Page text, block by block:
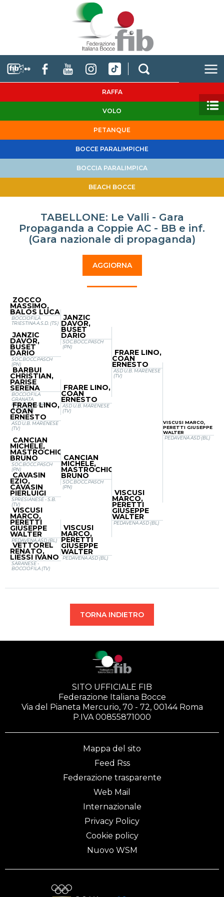
RAFFA
VOLO
PETANQUE
BOCCE PARALIMPICHE
BOCCIA PARALIMPICA
BEACH BOCCE
TABELLONE: Le Valli - Gara
Propaganda a Coppie AC - BB e inf.
(Gara nazionale di propaganda)
AGGIORNA
ZOCCO
MASSIMO,
BALOS LUCA
BOCCIOFILA
TRIESTINA A.S.D. (TS)
JANZIC
DAVOR,
BUSET
DARIO
SOC.BOCC.PASCH
(PN)
BARBUI
CHRISTIAN,
PARISE
SERENA
BOCCIOFILA
GRANATA
PORTOGRUARO
A.S.D. (VE)
FRARE LINO,
COAN
ERNESTO
ASD U.B. MARENESE
(TV)
CANCIAN
MICHELE,
MASTROCHICCO
BRUNO
SOC.BOCC.PASCH
(PN)
CAVASIN
EZIO,
CAVASIN
PIERLUIGI
SPRESIANESE - S.B.
(TV)
VISCUSI
MARCO,
PERETTI
GIUSEPPE
WALTER
PEDAVENA ASD (BL)
VETTOREL
RENATO,
LIESSI IVANO
SARANESE -
BOCCIOFILA (TV)
JANZIC
DAVOR,
BUSET
DARIO
SOC.BOCC.PASCH
(PN)
FRARE LINO,
COAN
ERNESTO
ASD U.B. MARENESE
(TV)
CANCIAN
MICHELE,
MASTROCHICCO
BRUNO
SOC.BOCC.PASCH
(PN)
VISCUSI
MARCO,
PERETTI
GIUSEPPE
WALTER
PEDAVENA ASD (BL)
FRARE LINO,
COAN
ERNESTO
ASD U.B. MARENESE
(TV)
VISCUSI
MARCO,
PERETTI
GIUSEPPE
WALTER
PEDAVENA ASD (BL)
VISCUSI MARCO,
PERETTI GIUSEPPE
WALTER
PEDAVENA ASD (BL)
TORNA INDIETRO
SITO UFFICIALE FIB
Federazione Italiana Bocce
Via del Pianeta Mercurio, 70 - 72, 00144 Roma
P.IVA 00855871000
Mappa del sito
Feed Rss
Federazione trasparente
Web Mail
Internazionale
Privacy Policy
Cookie policy
Nuovo WSM